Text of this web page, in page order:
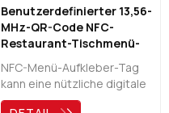
Benutzerdefinierter 13,56-
MHz-QR-Code NFC-
Restaurant-Tischmenü-
NFC-Menü-Aufkleber-Tag
kann eine nützliche digitale
Speisekarte für